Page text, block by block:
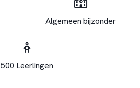
Algemeen bijzonder
500 Leerlingen